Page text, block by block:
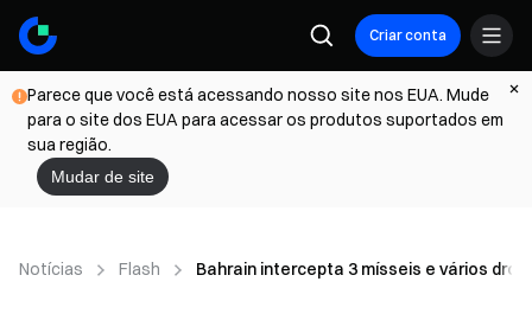
Criar conta
Parece que você está acessando nosso site nos EUA. Mude
para o site dos EUA para acessar os produtos suportados em
sua região.
Mudar de site
Notícias Flash Bahrain intercepta 3 mísseis e vários